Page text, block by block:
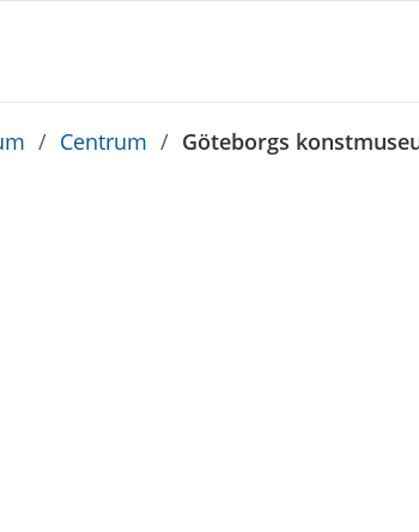
/ Centrum / Göteborgs